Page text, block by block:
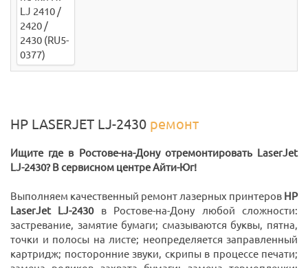
HP LASERJET LJ-2430 ремонт
Ищите где в Ростове-на-Дону отремонтировать LaserJet
LJ-2430? В сервисном центре Айти-Юг!
Выполняем качественный ремонт лазерных принтеров HP
LaserJet LJ-2430в Ростове-на-Дону любой сложности:
застревание, замятие бумаги; смазываются буквы, пятна,
точки и полосы на листе; неопределяется заправленный
картридж; посторонние звуки, скрипы в процессе печати;